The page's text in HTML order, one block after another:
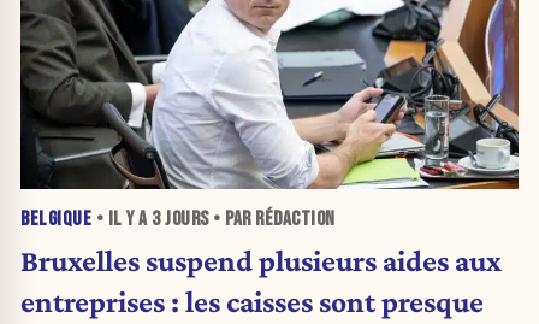
BELGIQUE • IL Y A 3 JOURS• PAR RÉDACTION
Bruxelles suspend plusieurs aides aux
entreprises : les caisses sont presque